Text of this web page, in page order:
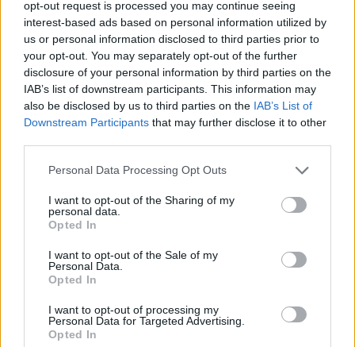
opt-out request is processed you may continue seeing
interest-based ads based on personal information utilized by
us or personal information disclosed to third parties prior to
your opt-out. You may separately opt-out of the further
disclosure of your personal information by third parties on the
IAB’s list of downstream participants. This information may
also be disclosed by us to third parties on the IAB’s List of
Downstream Participants that may further disclose it to other
Personal Data Processing Opt Outs
I want to opt-out of the Sharing of my
personal data.
Opted In
I want to opt-out of the Sale of my
Personal Data.
Opted In
I want to opt-out of processing my
Personal Data for Targeted Advertising.
Opted In
STRADEDIL S.R.L. 1-2 milioni Sesta Godano
COLOTTO MARCO Sesta Godano
FULLY S.R.L. 0-1 milioni Sesta Godano
ECOE' ENERGIA
Sesta Godano
MEDIAVARA
LIQUIDAZIONE
Visualizza tutti i comuni della